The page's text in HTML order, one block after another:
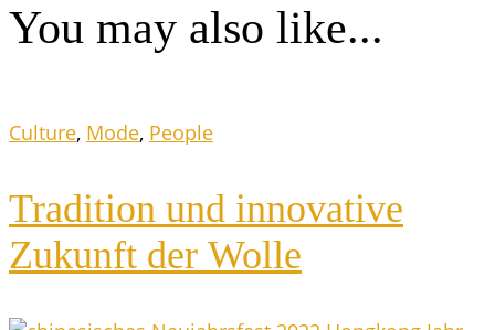
You may also like...
Culture, Mode, People
Tra­di­ti­on und inno­va­ti­ve
Zukunft der Wolle